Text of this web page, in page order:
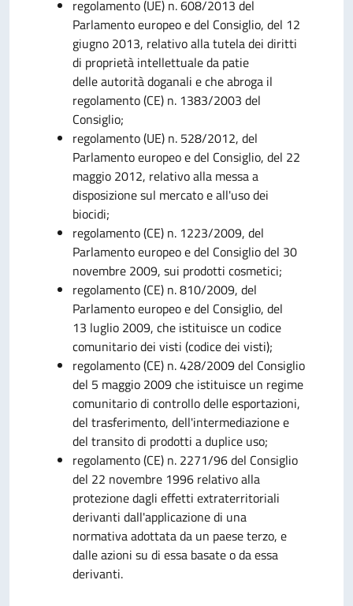
regolamento (UE) n. 608/2013 del
Parlamento europeo e del Consiglio, del 12
giugno 2013, relativo alla tutela dei diritti
di proprietà intellettuale da patie
delle autorità doganali e che abroga il
regolamento (CE) n. 1383/2003 del
Consiglio;
regolamento (UE) n. 528/2012, del
Parlamento europeo e del Consiglio, del 22
maggio 2012, relativo alla messa a
disposizione sul mercato e all'uso dei
biocidi;
regolamento (CE) n. 1223/2009, del
Parlamento europeo e del Consiglio del 30
novembre 2009, sui prodotti cosmetici;
regolamento (CE) n. 810/2009, del
Parlamento europeo e del Consiglio, del
13 luglio 2009, che istituisce un codice
comunitario dei visti (codice dei visti);
regolamento (CE) n. 428/2009 del Consiglio
del 5 maggio 2009 che istituisce un regime
comunitario di controllo delle esportazioni,
del trasferimento, dell'intermediazione e
del transito di prodotti a duplice uso;
regolamento (CE) n. 2271/96 del Consiglio
del 22 novembre 1996 relativo alla
protezione dagli effetti extraterritoriali
derivanti dall'applicazione di una
normativa adottata da un paese terzo, e
dalle azioni su di essa basate o da essa
derivanti.